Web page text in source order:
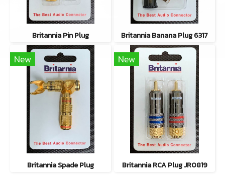
Britannia Pin Plug Britannia Banana Plug 6317
New
Britannia Spade Plug
New
Britannia RCA Plug JR0819